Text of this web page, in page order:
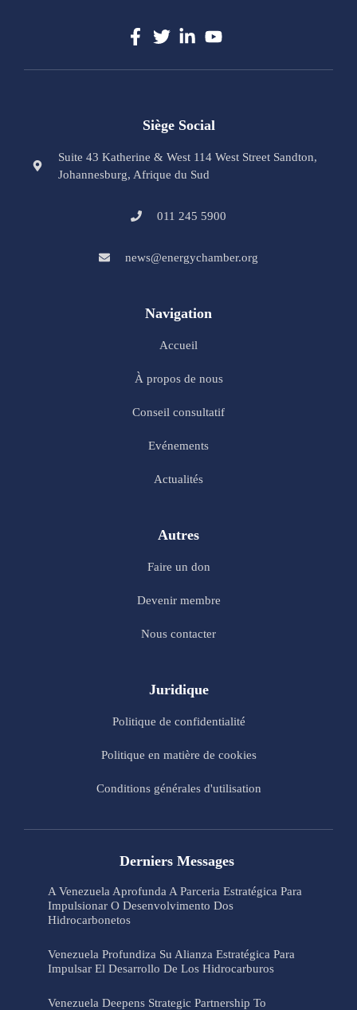
Siège Social
Suite 43 Katherine & West 114 West Street Sandton,
Johannesburg, Afrique du Sud
011 245 5900
news@energychamber.org
Navigation
Accueil
À propos de nous
Conseil consultatif
Evénements
Actualités
Autres
Faire un don
Devenir membre
Nous contacter
Juridique
Politique de confidentialité
Politique en matière de cookies
Conditions générales d'utilisation
Derniers Messages
A Venezuela Aprofunda A Parceria Estratégica Para
Impulsionar O Desenvolvimento Dos
Hidrocarbonetos
Venezuela Profundiza Su Alianza Estratégica Para
Impulsar El Desarrollo De Los Hidrocarburos
Venezuela Deepens Strategic Partnership To